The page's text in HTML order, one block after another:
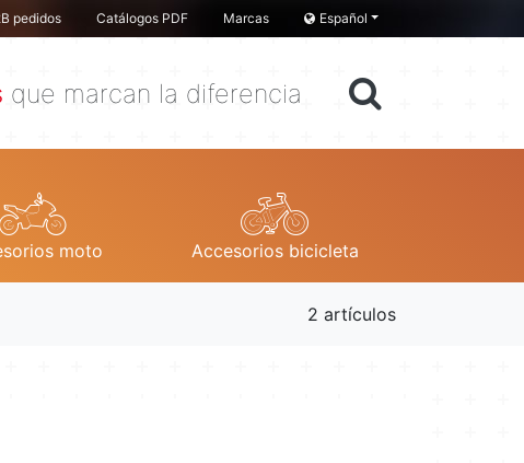
pedidos Catálogos PDF Marcas Español
que marcan la diferencia
moto Accesorios bicicleta
2 artículos